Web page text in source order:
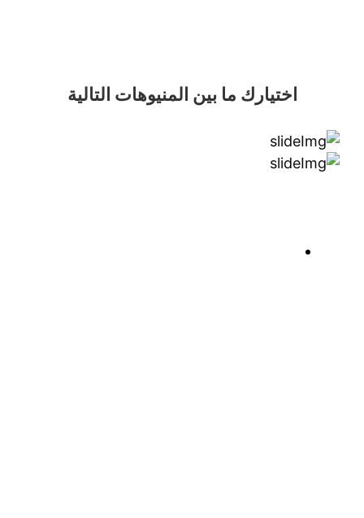
اختيارك ما بين المنيوهات التالية